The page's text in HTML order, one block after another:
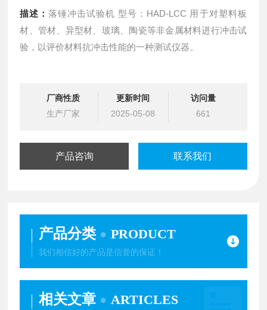
描述：落锤冲击试验机 型号：HAD-LCC 用于对塑料板
材、管材、异型材、玻璃、陶瓷等非金属材料进行冲击试
验，以评价材料抗冲击性能的一种测试仪器。
厂商性质
生产厂家
更新时间
2025-05-08
访问量
661
产品咨询 联系我们
产品分类 PRODUCT
我们相信好的产品是信誉的保证！
相关文章 ARTICLES